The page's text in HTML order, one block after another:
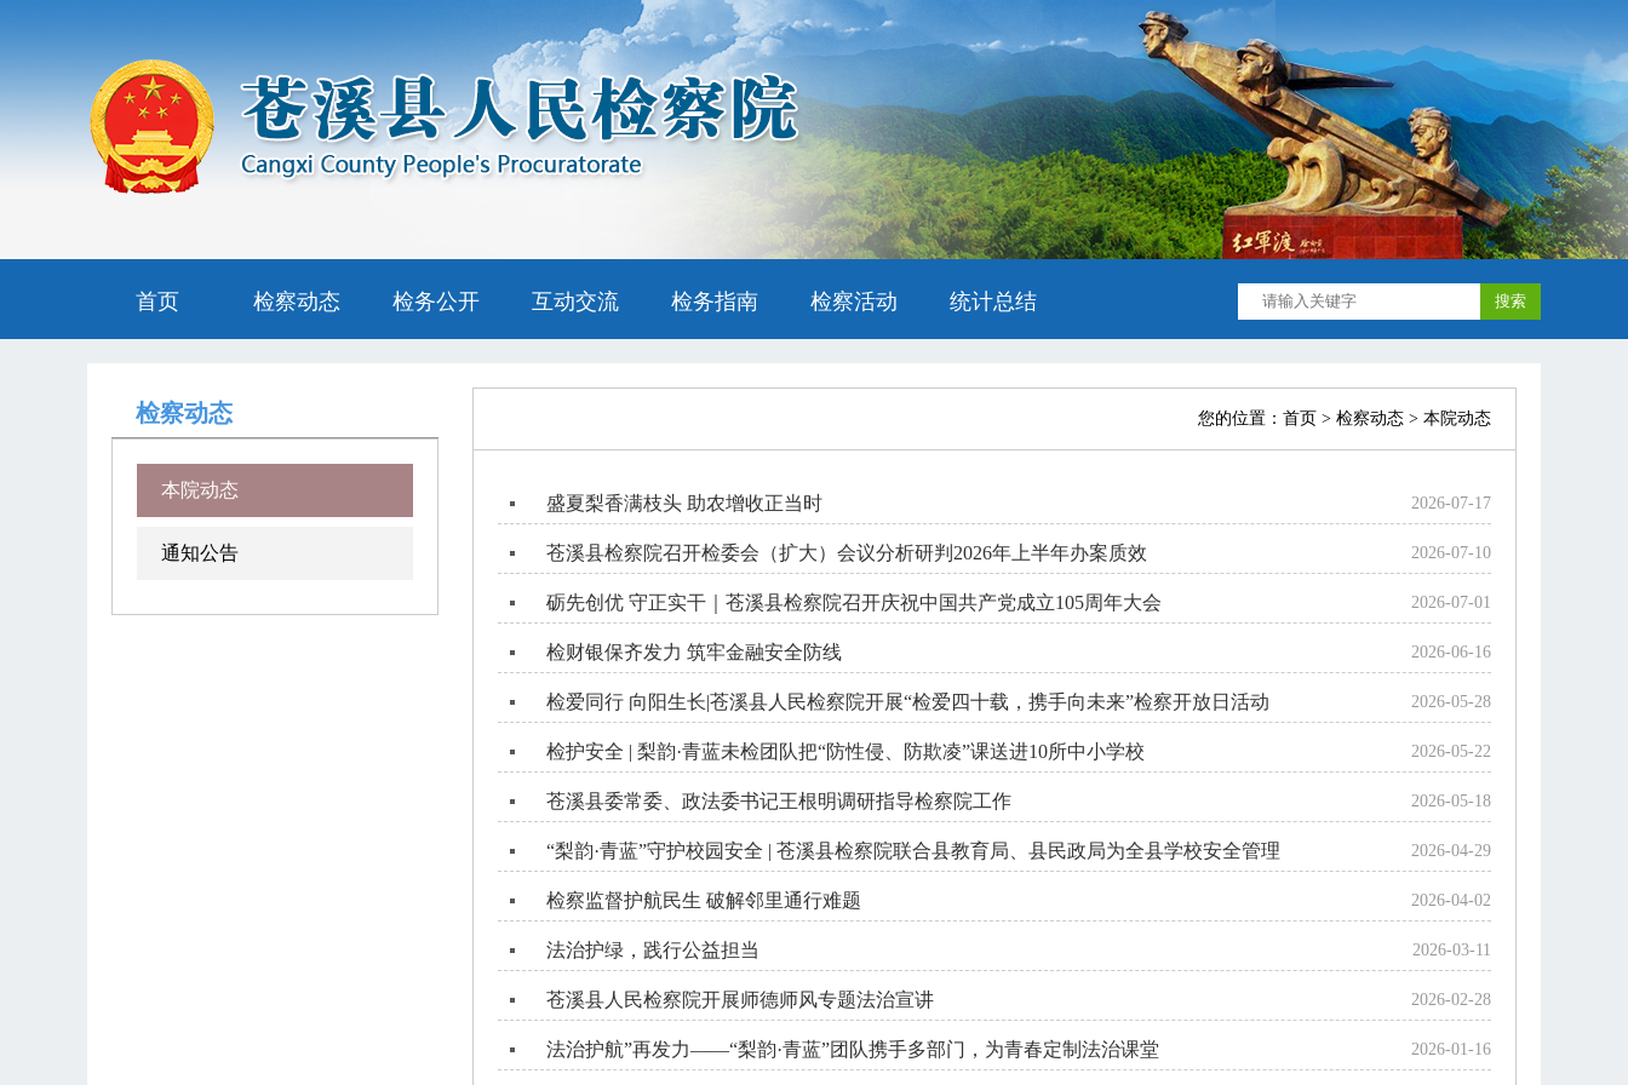
首页 检察动态 检务公开 互动交流 检务指南 检察活动 统计总结
检察动态
本院动态
通知公告
您的位置： 首页 > 检察动态 > 本院动态
盛夏梨香满枝头 助农增收正当时 2026-07-17
苍溪县检察院召开检委会（扩大）会议分析研判2026年上半年办案质效 2026-07-10
砺先创优 守正实干｜苍溪县检察院召开庆祝中国共产党成立105周年大会 2026-07-01
检财银保齐发力 筑牢金融安全防线 2026-06-16
检爱同行 向阳生长|苍溪县人民检察院开展“检爱四十载，携手向未来”检察开放日活动 2026-05-28
检护安全 | 梨韵·青蓝未检团队把“防性侵、防欺凌”课送进10所中小学校 2026-05-22
苍溪县委常委、政法委书记王根明调研指导检察院工作 2026-05-18
“梨韵·青蓝”守护校园安全 | 苍溪县检察院联合县教育局、县民政局为全县学校安全管理
干部开展欺凌预防与处置专题培训
2026-04-29
检察监督护航民生 破解邻里通行难题 2026-04-02
法治护绿，践行公益担当 2026-03-11
苍溪县人民检察院开展师德师风专题法治宣讲 2026-02-28
法治护航”再发力——“梨韵·青蓝”团队携手多部门，为青春定制法治课堂 2026-01-16